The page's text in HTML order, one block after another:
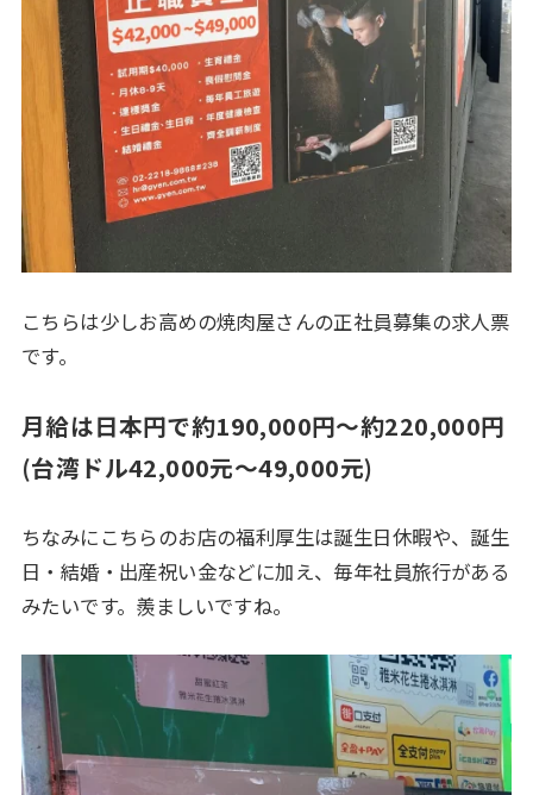
こちらは少しお高めの焼肉屋さんの正社員募集の求人票
です。
月給は日本円で約190,000円～約220,000円
(台湾ドル42,000元～49,000元)
ちなみにこちらのお店の福利厚生は誕生日休暇や、誕生
日・結婚・出産祝い金などに加え、毎年社員旅行がある
みたいです。羨ましいですね。